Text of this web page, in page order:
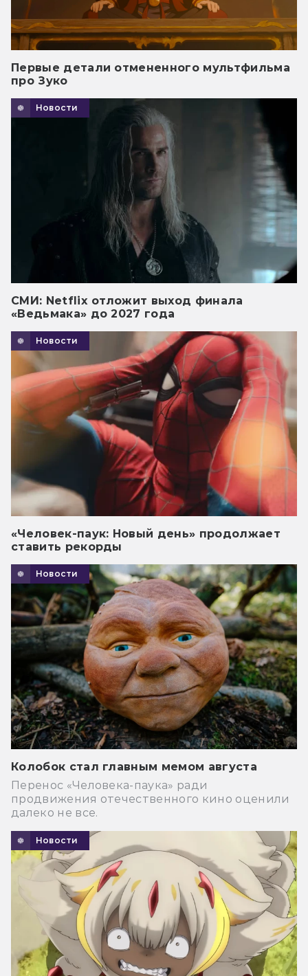
Первые детали отмененного мультфильма
про Зуко
Новости
СМИ: Netflix отложит выход финала
«Ведьмака» до 2027 года
Новости
«Человек-паук: Новый день» продолжает
ставить рекорды
Новости
Колобок стал главным мемом августа
Перенос «Человека-паука» ради
продвижения отечественного кино оценили
далеко не все.
Новости